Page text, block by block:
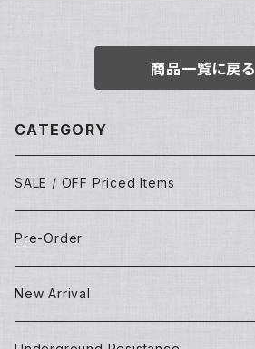
商品一覧に戻る
CATEGORY
SALE / OFF Priced Items
Dead Stocks
Techno/House/Dance Music
Used Items
Techno/House/Dance Music
Pre-Order
New Arrival